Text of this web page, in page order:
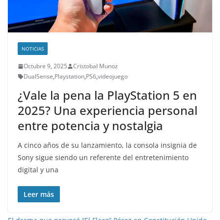
NOTICIAS
Octubre 9, 2025
Cristobal Munoz
DualSense,Playstation,PS6,videojuego
¿Vale la pena la PlayStation 5 en
2025? Una experiencia personal
entre potencia y nostalgia
A cinco años de su lanzamiento, la consola insignia de
Sony sigue siendo un referente del entretenimiento
digital y una
Leer más